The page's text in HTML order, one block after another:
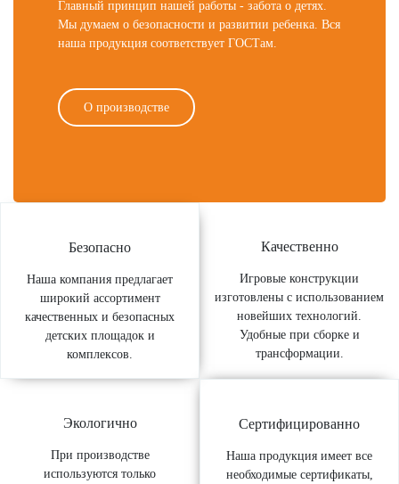
Главный принцип нашей работы - забота о детях.
Мы думаем о безопасности и развитии ребенка. Вся
наша продукция соответствует ГОСТам.
О производстве
Безопасно
Наша компания предлагает
широкий ассортимент
качественных и безопасных
детских площадок и
комплексов.
Качественно
Игровые конструкции
изготовлены с использованием
новейших технологий.
Удобные при сборке и
трансформации.
Экологично
При производстве
используются только
Сертифицированно
Наша продукция имеет все
необходимые сертификаты,